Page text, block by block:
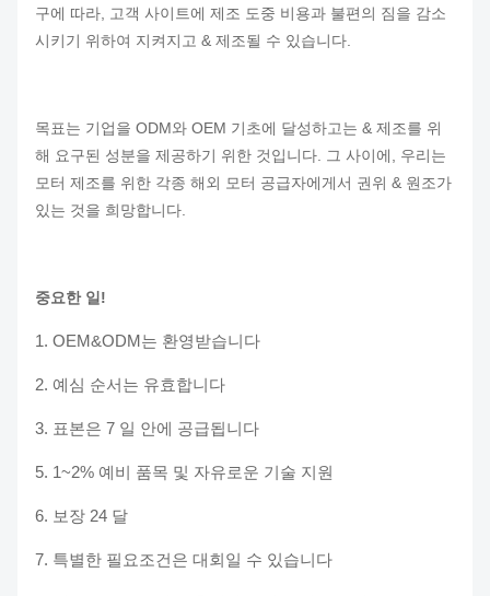
구에 따라, 고객 사이트에 제조 도중 비용과 불편의 짐을 감소
시키기 위하여 지켜지고 & 제조될 수 있습니다.
목표는 기업을 ODM와 OEM 기초에 달성하고는 & 제조를 위
해 요구된 성분을 제공하기 위한 것입니다. 그 사이에, 우리는
모터 제조를 위한 각종 해외 모터 공급자에게서 권위 & 원조가
있는 것을 희망합니다.
중요한 일!
1. OEM&ODM는 환영받습니다
2. 예심 순서는 유효합니다
3. 표본은 7 일 안에 공급됩니다
5. 1~2% 예비 품목 및 자유로운 기술 지원
6. 보장 24 달
7. 특별한 필요조건은 대회일 수 있습니다